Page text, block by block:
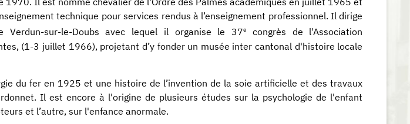
technique pour services rendus à l’enseignement professionnel. Il dirige
Verdun-sur-le-Doubs avec lequel il organise le 37e
congrès de l'Association
(1-3 juillet 1966), projetant d’y fonder un musée inter cantonal d'histoire locale
du fer en 1925 et une histoire de l’invention de la soie artificielle et des travaux
Il est encore à l'origine de plusieurs études sur la psychologie de l'enfant
et l’autre, sur l'enfance anormale.